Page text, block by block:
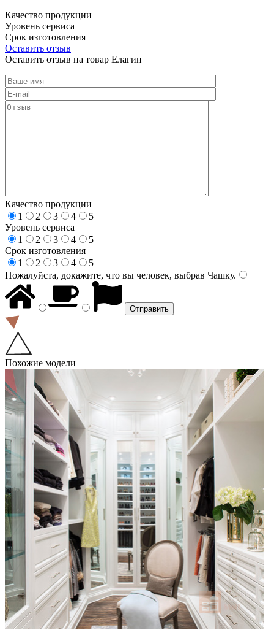
Качество продукции
Уровень сервиса
Срок изготовления
Оставить отзыв
Оставить отзыв на товар Елагин
Качество продукции
1
2 3 4
5
Уровень сервиса
1
2 3 4
5
Срок изготовления
1
2 3 4
5
Пожалуйста, докажите, что вы человек, выбрав Чашку.
Похожие модели